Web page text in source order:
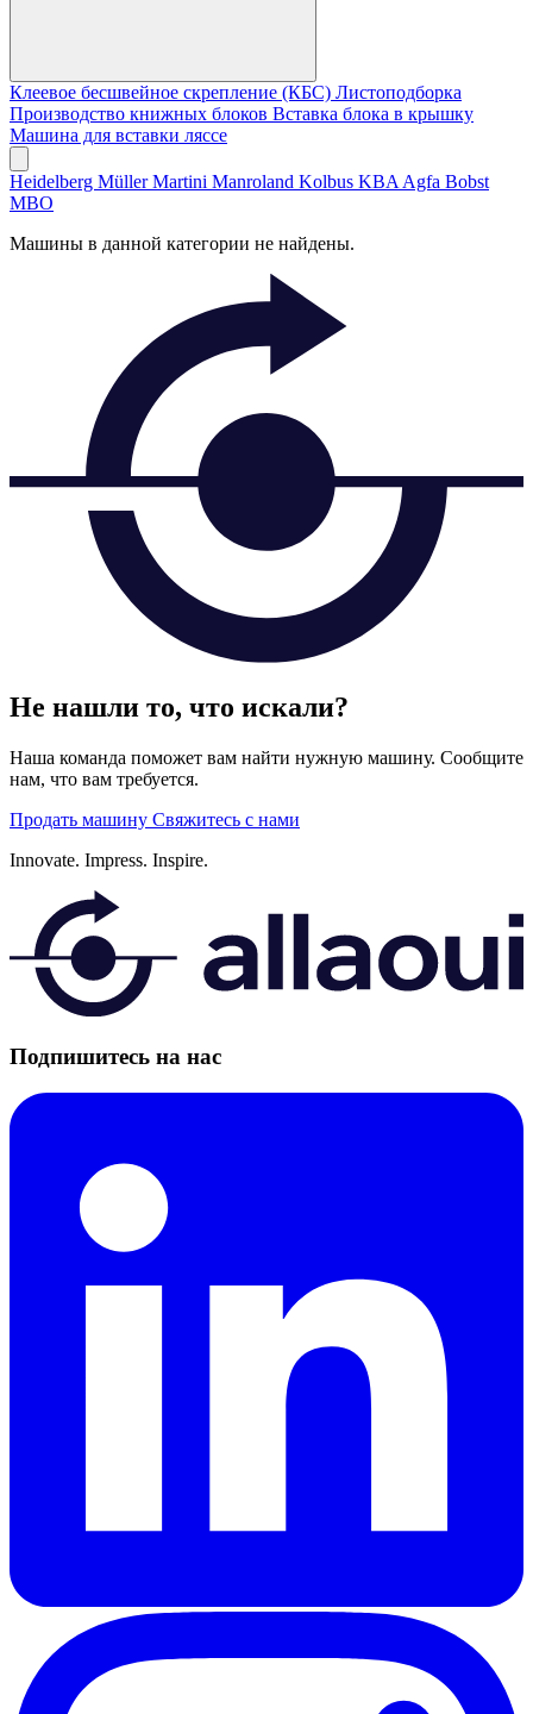
Клеевое бесшвейное скрепление (КБС) Листоподборка
Производство книжных блоков Вставка блока в крышку
Машина для вставки ляссе
Heidelberg Müller Martini Manroland Kolbus KBA Agfa Bobst
MBO
Машины в данной категории не найдены.
Не нашли то, что искали?
Наша команда поможет вам найти нужную машину. Сообщите
нам, что вам требуется.
Продать машину Свяжитесь с нами
Innovate. Impress. Inspire.
Подпишитесь на нас